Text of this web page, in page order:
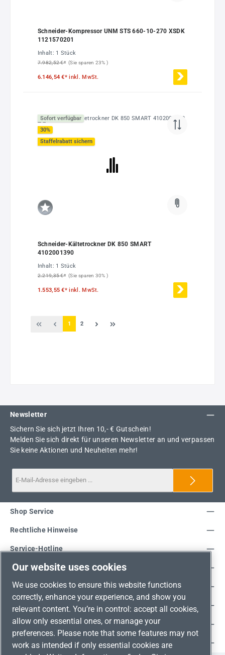
Schneider-Kompressor UNM STS 660-10-270 XSDK
1121570201
Inhalt: 1 Stück
7.982,52 €* (Sie sparen 23% )
6.146,54 €*inkl. MwSt.
Sofort verfügbar
30%
Staffelrabatt sichern
Schneider-Kältetrockner DK 850 SMART
4102001390
Inhalt: 1 Stück
2.219,35 €* (Sie sparen 30% )
1.553,55 €*inkl. MwSt.
Seite
1 Seite
2
Newsletter
Sichern Sie sich jetzt Ihren 10,- € Gutschein!
Melden Sie sich direkt für unseren Newsletter an und verpassen
Sie keine Aktionen und Neuheiten mehr!
Service-Hotline
Shop Service
Rechtliche Hinweise
Unsere Vorteile
Versandarten
Zahlungsarten
Adresse
Umweltschutz & Partnerschaft
Our website uses cookies
We use cookies to ensure this website functions
correctly, enhance your experience, and show you
relevant content. You’re in control: accept all cookies,
allow only essential ones, or manage your
preferences. Please note that some features may not
work as intended if only essential cookies are